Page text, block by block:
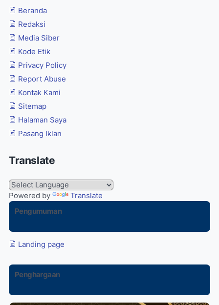
Beranda
Redaksi
Media Siber
Kode Etik
Privacy Policy
Report Abuse
Kontak Kami
Sitemap
Halaman Saya
Pasang Iklan
Translate
Powered by
Translate
Pengumuman
Landing page
Penghargaan